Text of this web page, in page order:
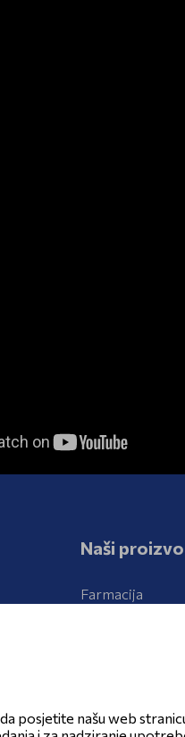
Naši
Farmacija
posjetite našu web